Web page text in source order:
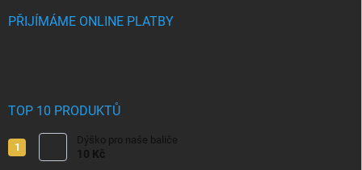
PŘIJÍMÁME ONLINE PLATBY
TOP 10 PRODUKTŮ
Dýško pro naše baliče
10 Kč